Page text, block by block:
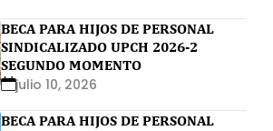
BECA PARA HIJOS DE PERSONAL
SINDICALIZADO UPCH 2026-2
SEGUNDO MOMENTO
julio 10, 2026
BECA PARA HIJOS DE PERSONAL